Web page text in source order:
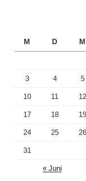
M
D M
3 4 5
10 11 12
17 18 19
24 25 26
31
« Juni